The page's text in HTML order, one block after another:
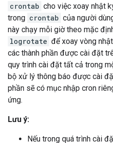
crontab cho việc xoay nhật
trong crontab của người
này chạy mỗi giờ theo mặc
logrotate để xoay vòng
các thành phần được cài đặt
quy trình cài đặt tất cả trong
bộ xử lý thông báo được cài
phần sẽ có mục nhập cron
ứng.
Lưu ý:
Nếu trong quá trình cài